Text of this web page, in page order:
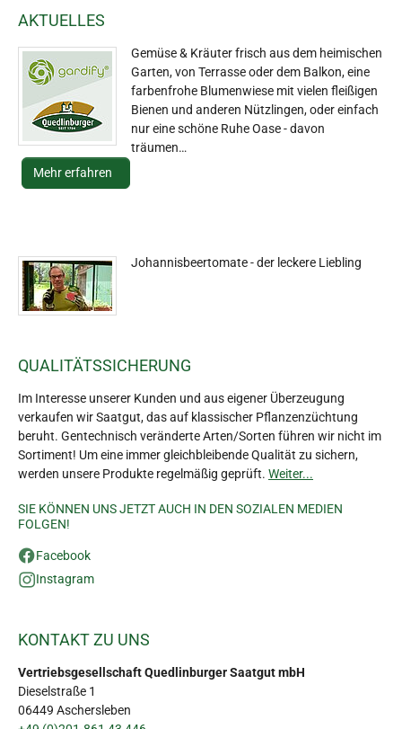
AKTUELLES
Gemüse & Kräuter frisch aus dem heimischen
Garten, von Terrasse oder dem Balkon, eine
farbenfrohe Blumenwiese mit vielen fleißigen
Bienen und anderen Nützlingen, oder einfach
nur eine schöne Ruhe Oase - davon
träumen…
Mehr erfahren
Johannisbeertomate - der leckere Liebling
QUALITÄTSSICHERUNG
Im Interesse unserer Kunden und aus eigener Überzeugung
verkaufen wir Saatgut, das auf klassischer Pflanzenzüchtung
beruht. Gentechnisch veränderte Arten/Sorten führen wir nicht im
Sortiment! Um eine immer gleichbleibende Qualität zu sichern,
werden unsere Produkte regelmäßig geprüft. Weiter...
SIE KÖNNEN UNS JETZT AUCH IN DEN SOZIALEN MEDIEN
FOLGEN!
Facebook
Instagram
KONTAKT ZU UNS
Vertriebsgesellschaft Quedlinburger Saatgut mbH
Dieselstraße 1
06449 Aschersleben